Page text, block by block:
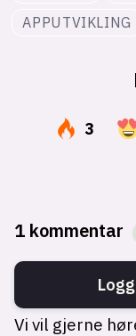
APPUTVIKLING